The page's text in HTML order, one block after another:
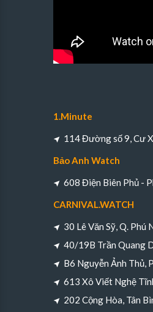
1.Minute
114 Đường số 9, Cư
Bảo Anh Watch
608 Điện Biên Phủ -
CARNIVAL.WATCH
30 Lê Văn Sỹ, Q. Phú
40/19B Trần Quang
B6 Nguyễn Ảnh Thủ,
613 Xô Viết Nghệ
202 Cộng Hòa, Tân